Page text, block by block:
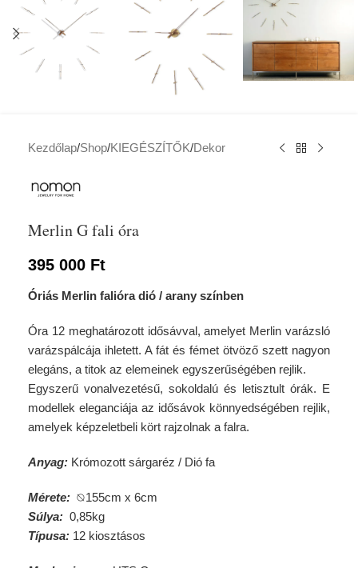
Kezdőlap/Shop/KIEGÉSZÍTŐK/Dekor
Merlin G fali óra
395 000 Ft
Óriás Merlin falióra dió / arany színben
Óra 12 meghatározott idősávval, amelyet Merlin varázsló
varázspálcája ihletett. A fát és fémet ötvöző szett nagyon
elegáns, a titok az elemeinek egyszerűségében rejlik.
Egyszerű vonalvezetésű, sokoldalú és letisztult órák. E
modellek eleganciája az idősávok könnyedségében rejlik,
amelyek képzeletbeli kört rajzolnak a falra.
Anyag: Krómozott sárgaréz / Dió fa
Mérete: ⦰155cm x 6cm
Súlya: 0,85kg
Típusa: 12 kiosztásos